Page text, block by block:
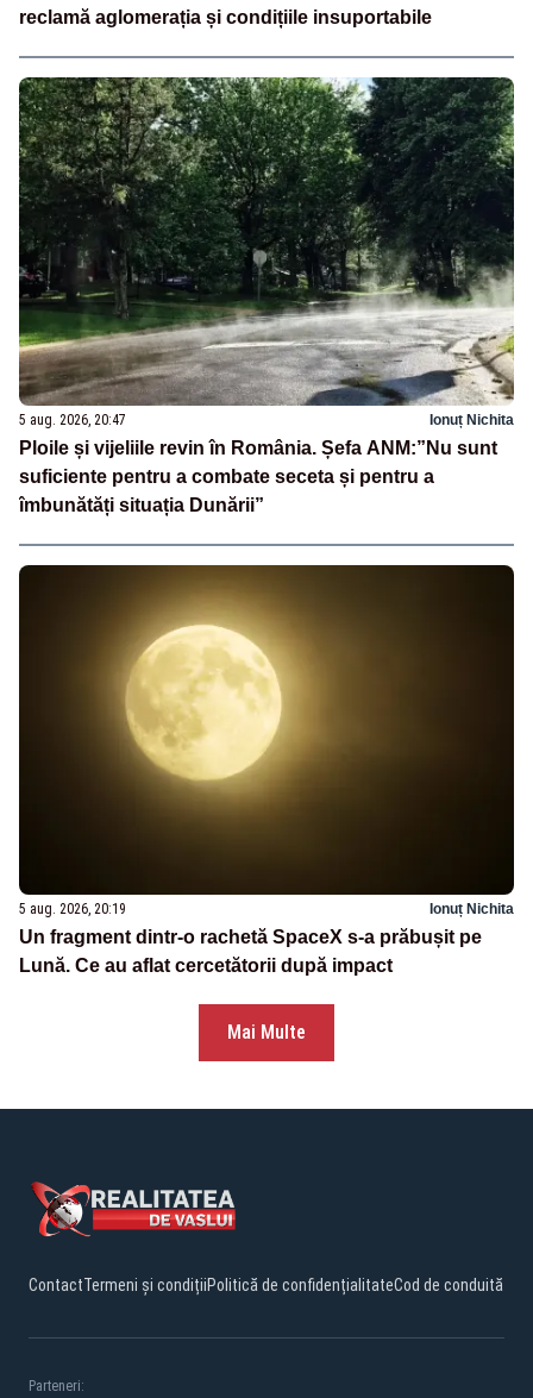
reclamă aglomerația și condițiile insuportabile
5 aug. 2026, 20:47 Ionuț Nichita
Ploile și vijeliile revin în România. Șefa ANM:”Nu sunt
suficiente pentru a combate seceta și pentru a
îmbunătăți situația Dunării”
5 aug. 2026, 20:19 Ionuț Nichita
Un fragment dintr-o rachetă SpaceX s-a prăbușit pe
Lună. Ce au aflat cercetătorii după impact
Mai Multe
ContactTermeni și condițiiPolitică de confidențialitateCod de conduită
Parteneri: